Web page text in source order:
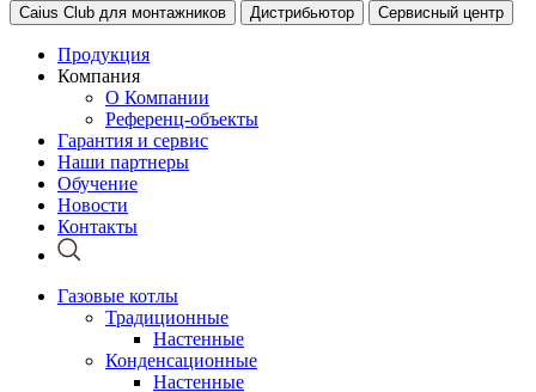
Caius Club для монтажников Дистрибьютор Сервисный центр
Продукция
Компания
О Компании
Референц-объекты
Гарантия и сервис
Наши партнеры
Обучение
Новости
Контакты
Газовые котлы
Традиционные
Настенные
Конденсационные
Настенные